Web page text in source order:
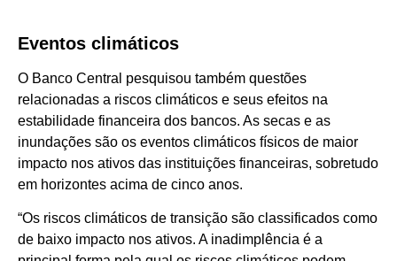
Eventos climáticos
O Banco Central pesquisou também questões
relacionadas a riscos climáticos e seus efeitos na
estabilidade financeira dos bancos. As secas e as
inundações são os eventos climáticos físicos de maior
impacto nos ativos das instituições financeiras, sobretudo
em horizontes acima de cinco anos.
“Os riscos climáticos de transição são classificados como
de baixo impacto nos ativos. A inadimplência é a